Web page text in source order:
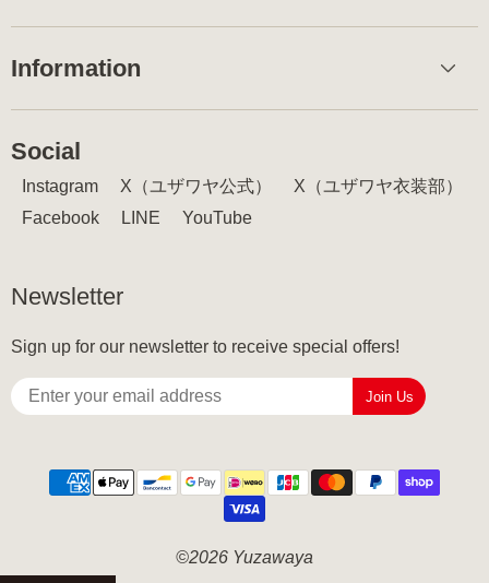
Information
Social
Instagram X（ユザワヤ公式）
X（ユザワヤ衣装部）
Facebook
LINE YouTube
Newsletter
Sign up for our newsletter to receive special offers!
Join Us
©2026 Yuzawaya